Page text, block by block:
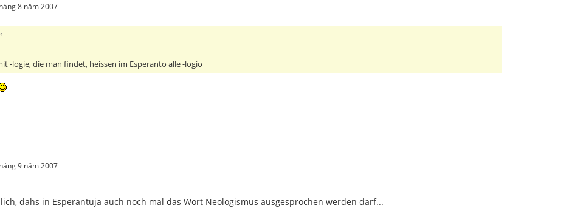
8 năm 2007
-logie, die man findet, heissen im Esperanto alle -logio
9 năm 2007
dahs in Esperantuja auch noch mal das Wort Neologismus ausgesprochen werden darf...